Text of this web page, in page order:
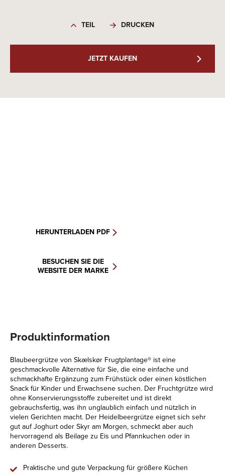
TEIL DRUCKEN
JETZT KAUFEN
HERUNTERLADEN PDF
BESUCHEN SIE DIE
WEBSITE DER MARKE
Produktinformation
Blaubeergrütze von Skælskør Frugtplantage® ist eine
geschmackvolle Alternative für Sie, die eine einfache und
schmackhafte Ergänzung zum Frühstück oder einen köstlichen
Snack für Kinder und Erwachsene suchen. Der Fruchtgrütze wird
ohne Konservierungsstoffe zubereitet und ist direkt
gebrauchsfertig, was ihn unglaublich einfach und nützlich in
vielen Gerichten macht. Der Heidelbeergrütze eignet sich sehr
gut auf Joghurt oder Skyr am Morgen, schmeckt aber auch
hervorragend als Beilage zu Eis und Pfannkuchen oder in
anderen Desserts.
Praktische und gute Verpackung für größere Küchen